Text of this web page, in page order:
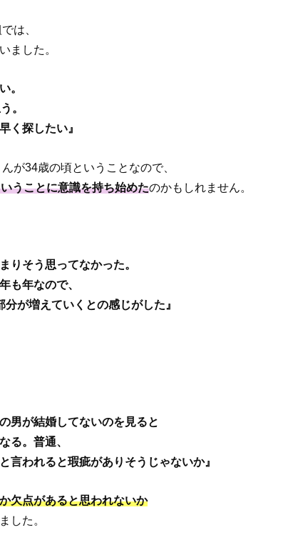
は、
ました。
。
。
く探したい』
が34歳の頃ということなので、
うことに意識を持ち始めたのかもしれません。
りそう思ってなかった。
も年なので、
が増えていくとの感じがした』
男が結婚してないのを見ると
る。普通、
言われると瑕疵がありそうじゃないか』
欠点があると思われないか
した。